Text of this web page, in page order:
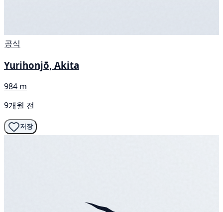
공식
Yurihonjō, Akita
984 m
9개월 전
저장